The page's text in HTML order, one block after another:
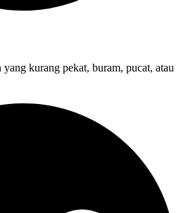
kurang pekat, buram, pucat, atau